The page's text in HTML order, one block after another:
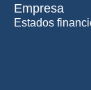
Empresa
Estados